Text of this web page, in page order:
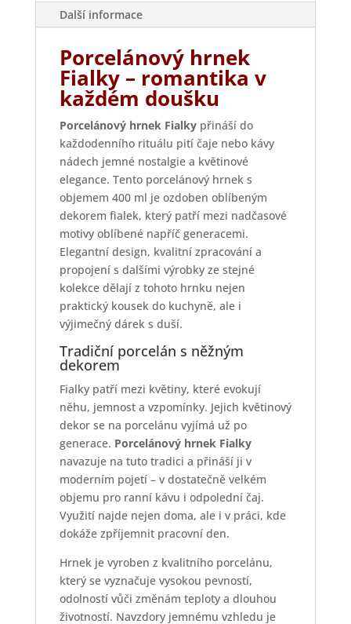
Další informace
Porcelánový hrnek
Fialky – romantika v
každém doušku
Porcelánový hrnek Fialkypřináší do
každodenního rituálu pití čaje nebo kávy
nádech jemné nostalgie a květinové
elegance. Tento porcelánový hrnek s
objemem 400 ml je ozdoben oblíbeným
dekorem fialek, který patří mezi nadčasové
motivy oblíbené napříč generacemi.
Elegantní design, kvalitní zpracování a
propojení s dalšími výrobky ze stejné
kolekce dělají z tohoto hrnku nejen
praktický kousek do kuchyně, ale i
výjimečný dárek s duší.
Tradiční porcelán s něžným
dekorem
Fialky patří mezi květiny, které evokují
něhu, jemnost a vzpomínky. Jejich květinový
dekor se na porcelánu vyjímá už po
generace. Porcelánový hrnek Fialky
navazuje na tuto tradici a přináší ji v
moderním pojetí – v dostatečně velkém
objemu pro ranní kávu i odpolední čaj.
Využití najde nejen doma, ale i v práci, kde
dokáže zpříjemnit pracovní den.
Hrnek je vyroben z kvalitního porcelánu,
který se vyznačuje vysokou pevností,
odolností vůči změnám teploty a dlouhou
životností. Navzdory jemnému vzhledu je